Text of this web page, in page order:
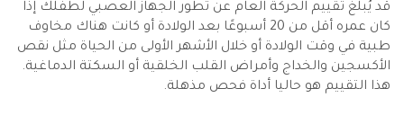
قد يُبلغ تقييم الحركة العام عن تطور الجهاز العصبي لطفلك إذا
كان عمره أقل من 20 أسبوعًا بعد الولادة أو كانت هناك مخاوف
طبية في وقت الولادة أو خلال الأشهر الأولى من الحياة مثل نقص
الأكسجين والخداج وأمراض القلب الخلقية أو السكتة الدماغية.
هذا التقييم هو حاليا أداة فحص مذهلة.